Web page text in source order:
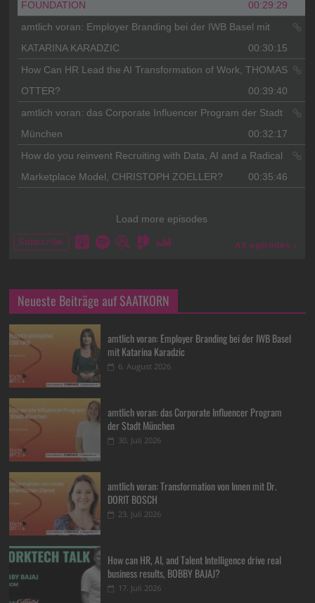
Neueste Beiträge auf SAATKORN
amtlich voran: Employer Branding bei der IWB Basel
mit Katarina Karadzic
6. August 2026
amtlich voran: das Corporate Influencer Program
der Stadt München
30. Juli 2026
amtlich voran: Transformation von Innen mit Dr.
DORIT BOSCH
23. Juli 2026
How can HR, AI, and Talent Intelligence drive real
business results, BOBBY BAJAJ?
17. Juli 2026